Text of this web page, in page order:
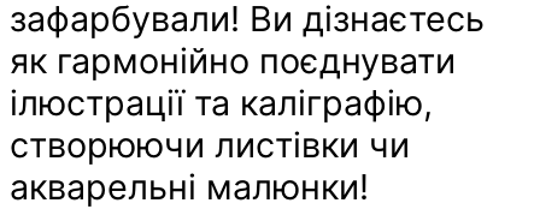
зафарбували! Ви дізнаєтесь
як гармонійно поєднувати
ілюстрації та каліграфію,
створюючи листівки чи
акварельні малюнки!